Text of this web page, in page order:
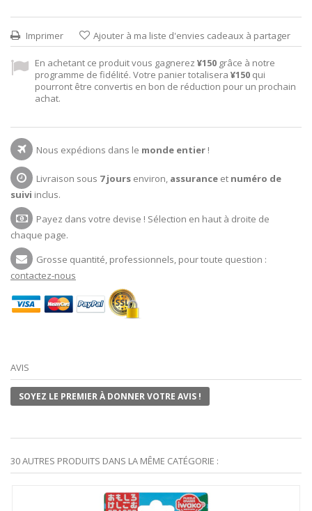
Imprimer Ajouter à ma liste d'envies cadeaux à partager
En achetant ce produit vous gagnerez ¥150 grâce à notre
programme de fidélité. Votre panier totalisera ¥150 qui
pourront être convertis en bon de réduction pour un prochain
achat.
Nous expédions dans le monde entier !
Livraison sous 7 jours environ, assurance et numéro de
suivi inclus.
Payez dans votre devise ! Sélection en haut à droite de
chaque page.
Grosse quantité, professionnels, pour toute question :
contactez-nous
AVIS
SOYEZ LE PREMIER À DONNER VOTRE AVIS !
30 AUTRES PRODUITS DANS LA MÊME CATÉGORIE :